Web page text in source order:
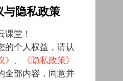
与隐私政策
课堂！
的个人权益，请认
》 、
《隐私政策》
全部内容，同意并